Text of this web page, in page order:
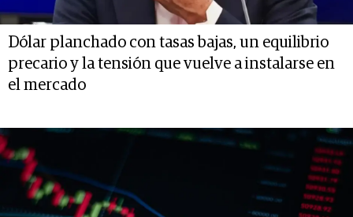
Dólar planchado con tasas bajas, un equilibrio
precario y la tensión que vuelve a instalarse en
el mercado